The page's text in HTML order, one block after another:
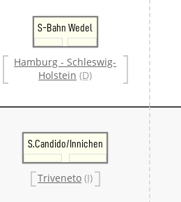
S-Bahn Wedel
Hamburg - Schleswig-
Holstein (D)
S.Candido/Innichen
Triveneto (I)